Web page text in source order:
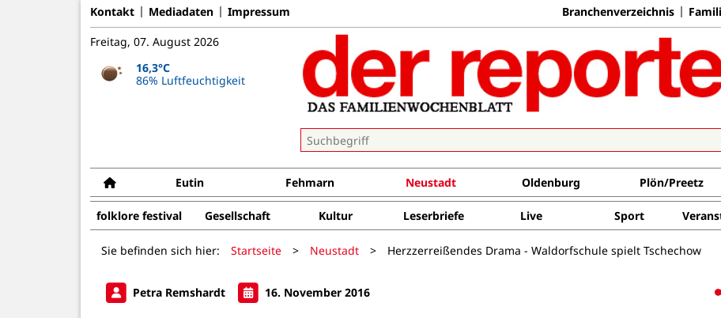
Kontakt Mediadaten Impressum Branchenverzeichnis
Freitag, 07. August 2026
16,3°C
86% Luftfeuchtigkeit
Eutin Fehmarn Neustadt Oldenburg Plön/Preetz
folklore festival Gesellschaft Kultur Leserbriefe Live Sport
Sie befinden sich hier: Startseite > Neustadt > Herzzerreißendes Drama - Waldorfschule spielt Tschechow
Petra Remshardt 16. November 2016